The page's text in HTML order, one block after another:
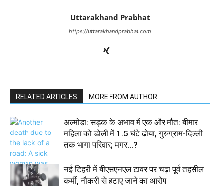
Uttarakhand Prabhat
https://uttarakhandprabhat.com
RELATED ARTICLES MORE FROM AUTHOR
अल्मोड़ा: सड़क के अभाव में एक और मौत: बीमार
महिला को डोली में 1.5 घंटे ढोया, गुरुग्राम-दिल्ली
तक भागा परिवार; मगर…?
नई टिहरी में बीएसएनएल टावर पर चढ़ा पूर्व तहसील
कर्मी, नौकरी से हटाए जाने का आरोप